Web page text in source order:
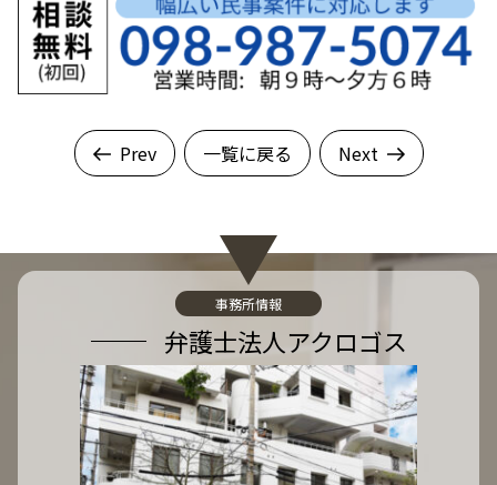
Prev 一覧に戻る Next
事務所情報
弁護士法人アクロゴス